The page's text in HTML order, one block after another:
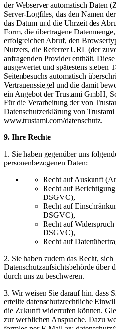
der Webserver automatisch Daten
Server-Logfiles, das den Namen
das Datum und die Uhrzeit des
Form, die übertragene
erfolgreichen Abruf, den
Nutzers, die Referrer URL (der
anfragenden Provider enthält.
ausgewertet und spätestens sieben
Seitenbesuchs automatisch
Vertrauenssiegel und die damit
ein Angebot der Trustami GmbH,
Für die Verarbeitung der von
Datenschutzerklärung von Trustami
www.trustami.com/datenschutz.
9. Ihre Rechte
1. Sie haben gegenüber uns
personenbezogenen Daten:
Recht auf Auskunft
Recht auf
DSGVO),
Recht auf
DSGVO),
Recht auf
DSGVO),
Recht auf
2. Sie haben zudem das Recht, sich
Datenschutzaufsichtsbehörde über
durch uns zu beschweren.
3. Wir weisen Sie darauf hin, dass
erteilte datenschutzrechtliche
die Zukunft widerrufen können.
zur werblichen Ansprache. Dazu